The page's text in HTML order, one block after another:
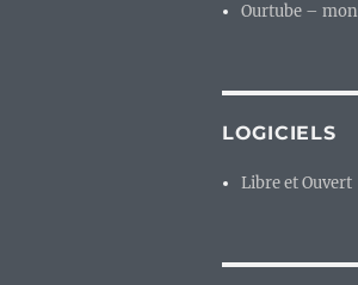
Ourtube –
LOGICIELS
Libre et Ouvert